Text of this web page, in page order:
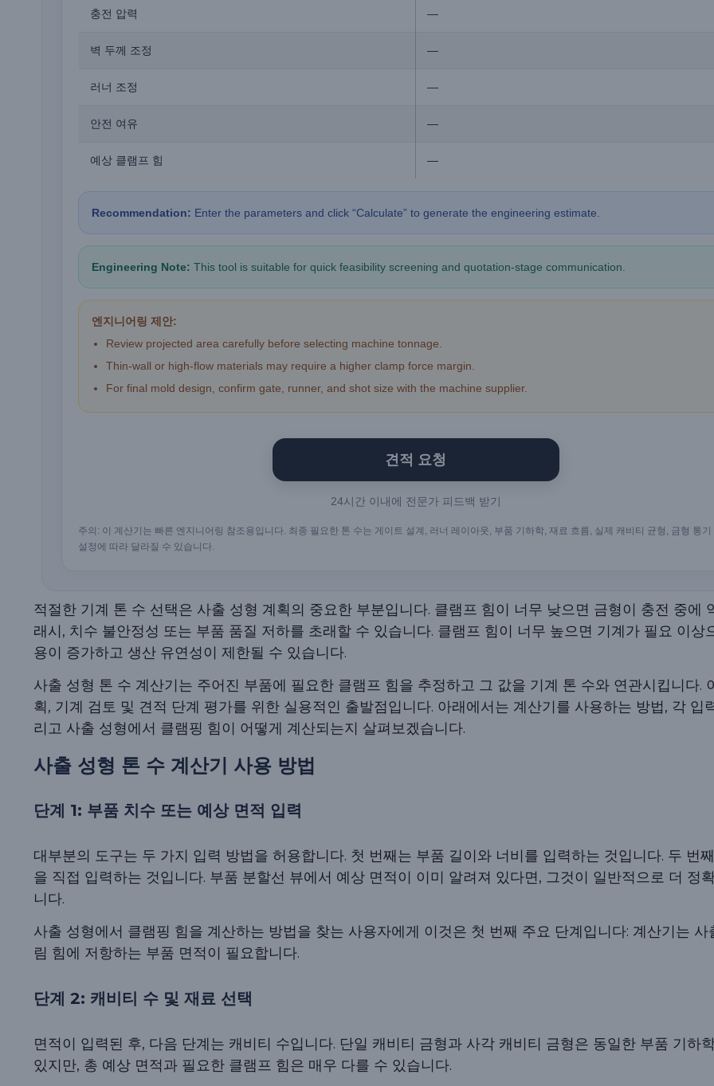
충전 압력 —
벽 두께 조정 —
러너 조정 —
안전 여유 —
예상 클램프 힘 —
Recommendation: Enter the parameters and click “Calculate” to generate the engineering estimate.
Engineering Note: This tool is suitable for quick feasibility screening and quotation-stage communication.
엔지니어링 제안:
Review projected area carefully before selecting machine tonnage.
Thin-wall or high-flow materials may require a higher clamp force margin.
For final mold design, confirm gate, runner, and shot size with the machine supplier.
견적 요청
24시간 이내에 전문가 피드백 받기
주의: 이 계산기는 빠른 엔지니어링 참조용입니다. 최종 필요한 톤 수는 게이트 설계, 러너 레이아웃, 부품 기하학, 재료 흐름, 실제 캐비티 균형, 금형 통기
설정에 따라 달라질 수 있습니다.
적절한 기계 톤 수 선택은 사출 성형 계획의 중요한 부분입니다. 클램프 힘이 너무 낮으면 금형이 충전 중에
래시, 치수 불안정성 또는 부품 품질 저하를 초래할 수 있습니다. 클램프 힘이 너무 높으면 기계가 필요 이상
용이 증가하고 생산 유연성이 제한될 수 있습니다.
사출 성형 톤 수 계산기는 주어진 부품에 필요한 클램프 힘을 추정하고 그 값을 기계 톤 수와 연관시킵니다.
획, 기계 검토 및 견적 단계 평가를 위한 실용적인 출발점입니다. 아래에서는 계산기를 사용하는 방법, 각 입
리고 사출 성형에서 클램핑 힘이 어떻게 계산되는지 살펴보겠습니다.
사출 성형 톤 수 계산기 사용 방법
단계 1: 부품 치수 또는 예상 면적 입력
대부분의 도구는 두 가지 입력 방법을 허용합니다. 첫 번째는 부품 길이와 너비를 입력하는 것입니다. 두 번
을 직접 입력하는 것입니다. 부품 분할선 뷰에서 예상 면적이 이미 알려져 있다면, 그것이 일반적으로 더 정
니다.
사출 성형에서 클램핑 힘을 계산하는 방법을 찾는 사용자에게 이것은 첫 번째 주요 단계입니다: 계산기는 사
림 힘에 저항하는 부품 면적이 필요합니다.
단계 2: 캐비티 수 및 재료 선택
면적이 입력된 후, 다음 단계는 캐비티 수입니다. 단일 캐비티 금형과 사각 캐비티 금형은 동일한 부품 기하
있지만, 총 예상 면적과 필요한 클램프 힘은 매우 다를 수 있습니다.